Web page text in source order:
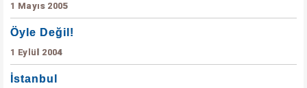
1 Mayıs 2005
Öyle Değil!
1 Eylül 2004
İstanbul